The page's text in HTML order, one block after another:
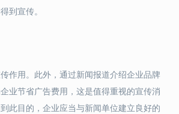
到宣传。
作用。此外，通过新闻报道介绍企业品牌
业节省广告费用，这是值得重视的宣传消
此目的，企业应当与新闻单位建立良好的